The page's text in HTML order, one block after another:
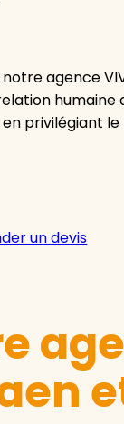
agence
privilégiant
un devis